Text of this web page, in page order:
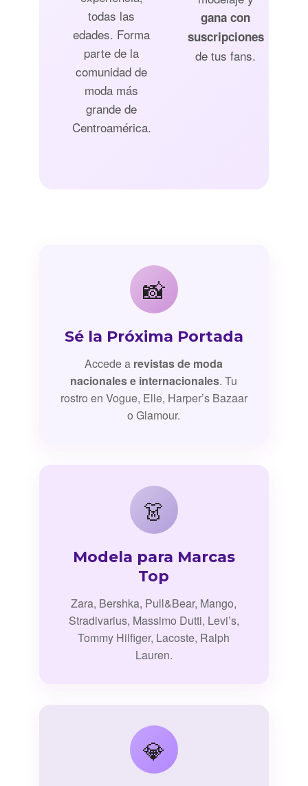
todas las
edades. Forma
parte de la
comunidad de
moda más
grande de
Centroamérica.
gana con
suscripciones
de tus fans.
📸
Sé la Próxima Portada
Accede a revistas de moda
nacionales e internacionales. Tu
rostro en Vogue, Elle, Harper’s Bazaar
o Glamour.
👗
Modela para Marcas
Top
Zara, Bershka, Pull&Bear, Mango,
Stradivarius, Massimo Dutti, Levi’s,
Tommy Hilfiger, Lacoste, Ralph
Lauren.
💎